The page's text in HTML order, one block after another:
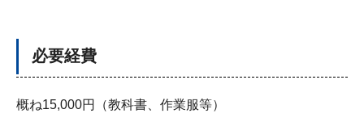
必要経費
概ね15,000円（教科書、作業服等）